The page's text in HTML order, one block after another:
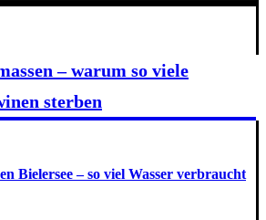
– warum so viele
sterben
Bielersee – so viel Wasser verbraucht